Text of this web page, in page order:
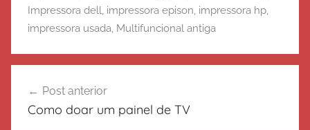
Impressora dell, impressora epison, impressora hp,
impressora usada, Multifuncional antiga
de
Post anterior
Como doar um painel de TV